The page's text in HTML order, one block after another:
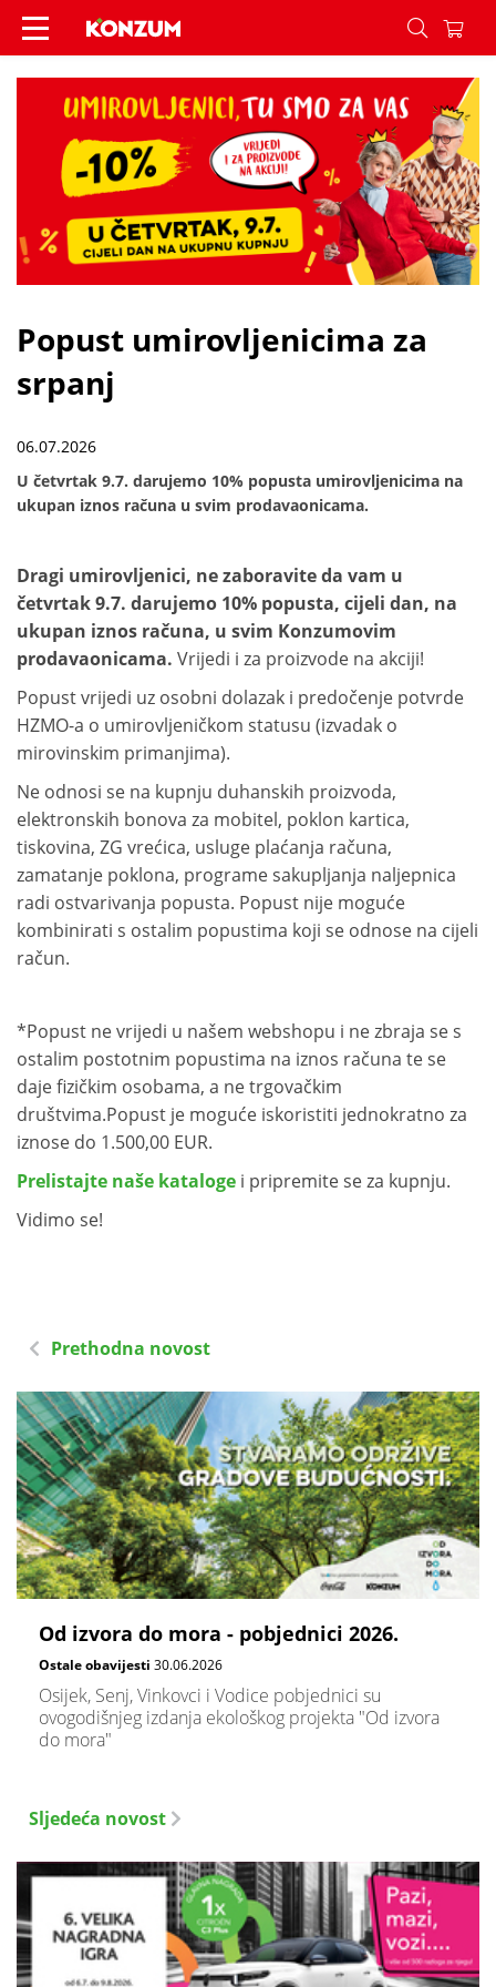
Popust umirovljenicima za srpanj - Vijesti -
Popust umirovljenicima za
srpanj
06.07.2026
U četvrtak 9.7. darujemo 10% popusta umirovljenicima na
ukupan iznos računa u svim prodavaonicama.
Dragi umirovljenici, ne zaboravite da vam u
četvrtak 9.7. darujemo 10% popusta, cijeli dan, na
ukupan iznos računa, u svim Konzumovim
prodavaonicama. Vrijedi i za proizvode na akciji!
Popust vrijedi uz osobni dolazak i predočenje potvrde
HZMO-a o umirovljeničkom statusu (izvadak o
mirovinskim primanjima).
Ne odnosi se na kupnju duhanskih proizvoda,
elektronskih bonova za mobitel, poklon kartica,
tiskovina, ZG vrećica, usluge plaćanja računa,
zamatanje poklona, programe sakupljanja naljepnica
radi ostvarivanja popusta. Popust nije moguće
kombinirati s ostalim popustima koji se odnose na cijeli
račun.
*Popust ne vrijedi u našem webshopu i ne zbraja se s
ostalim postotnim popustima na iznos računa te se
daje fizičkim osobama, a ne trgovačkim
društvima.Popust je moguće iskoristiti jednokratno za
iznose do 1.500,00 EUR.
Prelistajte naše kataloge i pripremite se za kupnju.
Vidimo se!
Prethodna novost
Od izvora do mora - pobjednici 2026.
Ostale obavijesti 30.06.2026
Osijek, Senj, Vinkovci i Vodice pobjednici su
ovogodišnjeg izdanja ekološkog projekta "Od izvora
do mora"
Sljedeća novost